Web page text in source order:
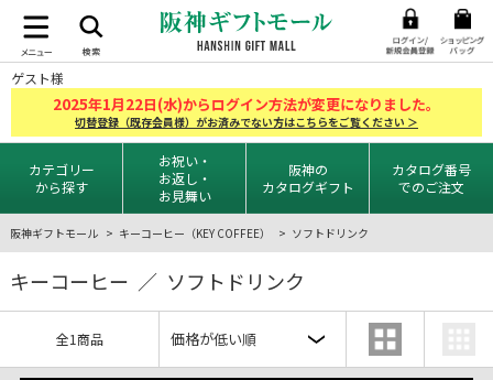
ゲスト様
2025年1月22日(水)からログイン方法が変更になりました。
切替登録（既存会員様）がお済みでない方はこちらをご覧ください ＞
カテゴリー
から探す
お祝い・
お返し・
お見舞い
阪神の
カタログギフト
カタログ番号
でのご注文
阪神ギフトモール キーコーヒー（KEY COFFEE） ソフトドリンク
キーコーヒー ／ ソフトドリンク
全1商品